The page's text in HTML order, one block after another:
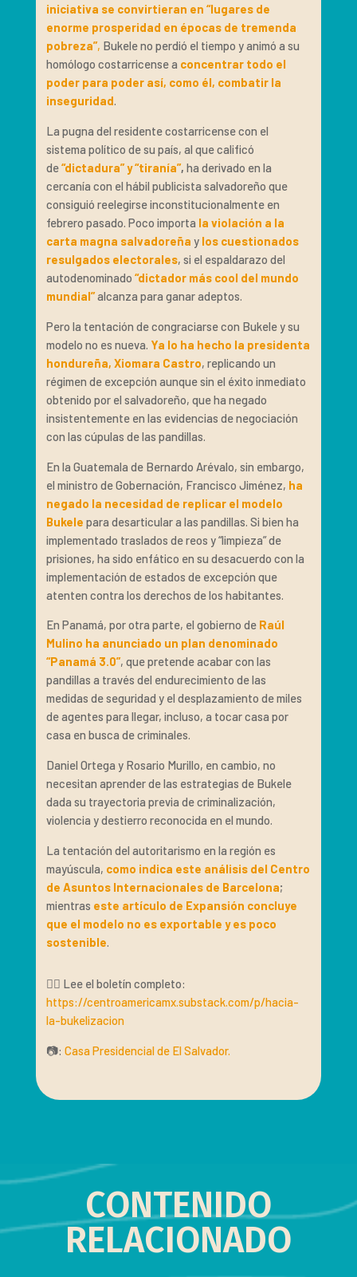
iniciativa se convirtieran en “lugares de
enorme prosperidad en épocas de tremenda
pobreza”, Bukele no perdió el tiempo y animó a su
homólogo costarricense a concentrar todo el
poder para poder así, como él, combatir la
inseguridad.
La pugna del residente costarricense con el
sistema político de su país, al que calificó
de“dictadura” y “tiranía”,ha derivado en la
cercanía con el hábil publicista salvadoreño que
consiguió reelegirse inconstitucionalmente en
febrero pasado. Poco importa la violación a la
carta magna salvadoreña y los cuestionados
resulgados electorales, si el espaldarazo del
autodenominado“dictador más cool del mundo
mundial”alcanza para ganar adeptos.
Pero la tentación de congraciarse con Bukele y su
modelo no es nueva. Ya lo ha hecho la presidenta
hondureña, Xiomara Castro, replicando un
régimen de excepción aunque sin el éxito inmediato
obtenido por el salvadoreño, que ha negado
insistentemente en las evidencias de negociación
con las cúpulas de las pandillas.
En la Guatemala de Bernardo Arévalo, sin embargo,
el ministro de Gobernación, Francisco Jiménez, ha
negado la necesidad de replicar el modelo
Bukele para desarticular a las pandillas. Si bien ha
implementado traslados de reos y “limpieza” de
prisiones, ha sido enfático en su desacuerdo con la
implementación de estados de excepción que
atenten contra los derechos de los habitantes.
En Panamá, por otra parte, el gobierno de Raúl
Mulino ha anunciado un plan denominado
“Panamá 3.0”, que pretende acabar con las
pandillas a través del endurecimiento de las
medidas de seguridad y el desplazamiento de miles
de agentes para llegar, incluso, a tocar casa por
casa en busca de criminales.
Daniel Ortega y Rosario Murillo, en cambio, no
necesitan aprender de las estrategias de Bukele
dada su trayectoria previa de criminalización,
violencia y destierro reconocida en el mundo.
La tentación del autoritarismo en la región es
mayúscula, como indica este análisis del Centro
de Asuntos Internacionales de Barcelona;
mientras este artículo de Expansión concluye
que el modelo no es exportable y es poco
sostenible.
👉🏽 Lee el boletín completo:
https://centroamericamx.substack.com/p/hacia-
la-bukelizacion
📷: Casa Presidencial de El Salvador.
CONTENIDO
RELACIONADO